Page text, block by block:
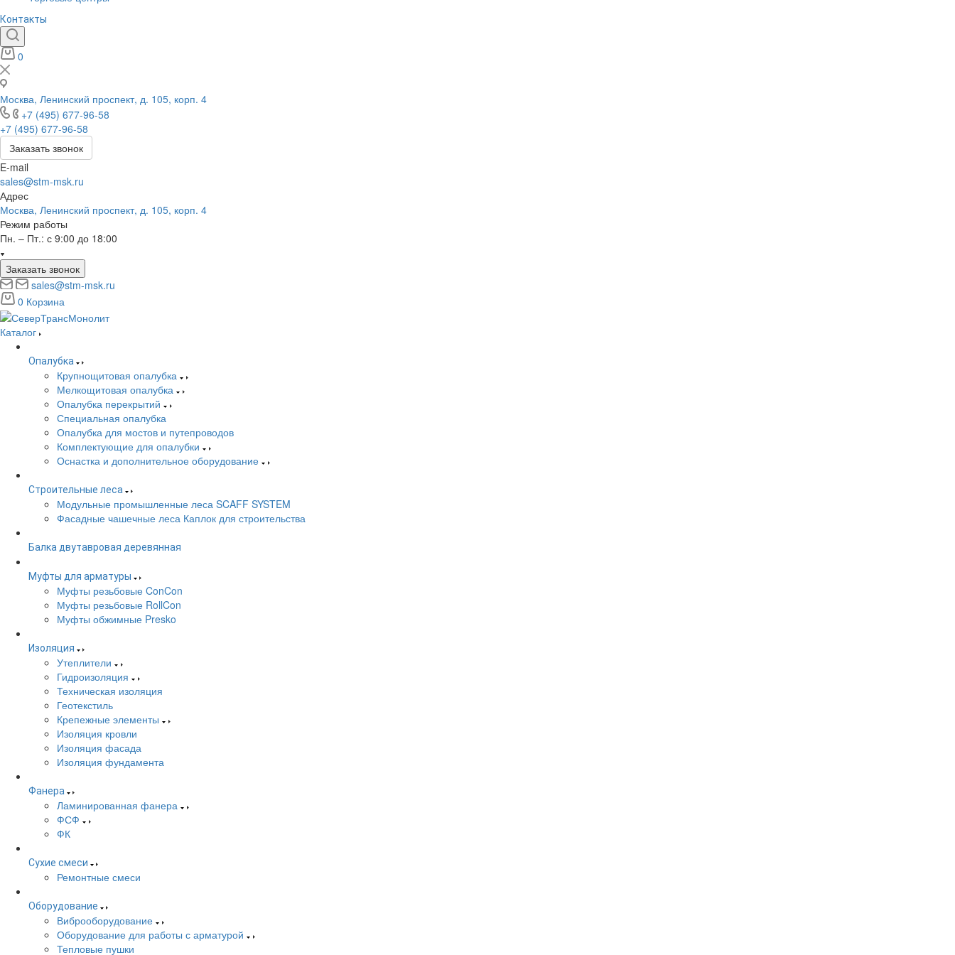
Контакты
0
Москва, Ленинский проспект, д. 105, корп. 4
+7 (495) 677-96-58
+7 (495) 677-96-58
Заказать звонок
E-mail
sales@stm-msk.ru
Адрес
Москва, Ленинский проспект, д. 105, корп. 4
Режим работы
Пн. – Пт.: с 9:00 до 18:00
Заказать звонок
sales@stm-msk.ru
0 Корзина
Каталог
Опалубка
Крупнощитовая опалубка
Мелкощитовая опалубка
Опалубка перекрытий
Специальная опалубка
Опалубка для мостов и путепроводов
Комплектующие для опалубки
Оснастка и дополнительное оборудование
Строительные леса
Модульные промышленные леса SCAFF SYSTEM
Фасадные чашечные леса Каплок для строительства
Балка двутавровая деревянная
Муфты для арматуры
Муфты резьбовые ConCon
Муфты резьбовые RollCon
Муфты обжимные Presko
Изоляция
Утеплители
Гидроизоляция
Техническая изоляция
Геотекстиль
Крепежные элементы
Изоляция кровли
Изоляция фасада
Изоляция фундамента
Фанера
Ламинированная фанера
ФСФ
ФК
Сухие смеси
Ремонтные смеси
Оборудование
Виброоборудование
Оборудование для работы с арматурой
Тепловые пушки